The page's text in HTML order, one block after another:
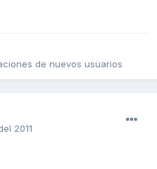
de nuevos usuarios
2011